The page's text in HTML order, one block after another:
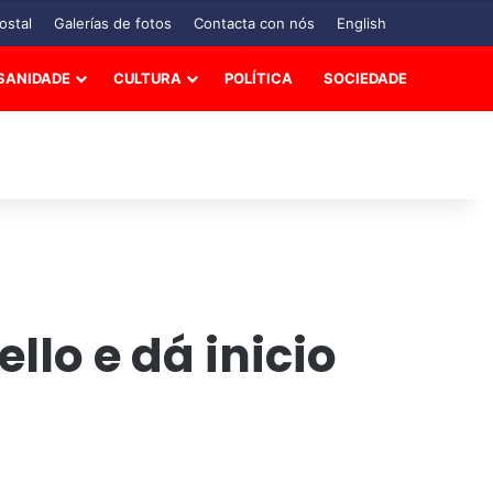
Galerías de fotos Contacta con nós English
CULTURA POLÍTICA SOCIEDADE
e dá inicio